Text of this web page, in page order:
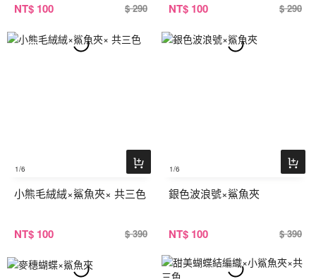
NT$ 100 $ 290 NT$ 100 $ 290
1/6
小熊毛絨絨×鯊魚夾× 共三色
NT$ 100 $ 390
1/6
銀色波浪號×鯊魚夾
NT$ 100 $ 390